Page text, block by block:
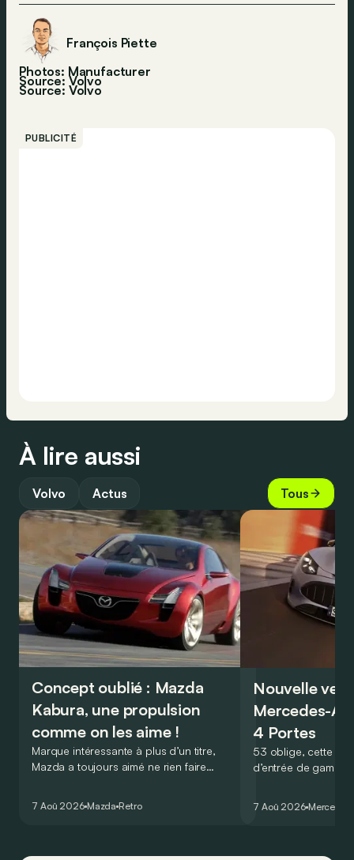
François Piette
Photos: Manufacturer
Source: Volvo
Source: Volvo
PUBLICITÉ
À lire aussi
Volvo Actus Tous
Concept oublié : Mazda
Kabura, une propulsion
comme on les aime !
Marque intéressante à plus d’un titre,
Mazda a toujours aimé ne rien faire
de la plus belle des manières…
7 Aoû 2026 Mazda Retro
Nouvelle
Mercedes-
4 Portes
53 oblige, cette
d’entrée de
moins…
7 Aoû 2026 Mercedes